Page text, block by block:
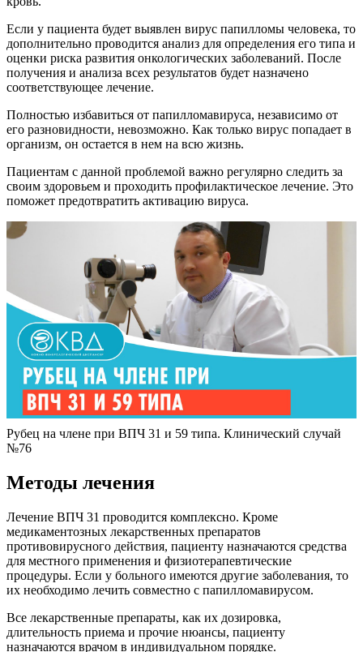
Если у пациента будет выявлен вирус папилломы человека, то
дополнительно проводится анализ для определения его типа и
оценки риска развития онкологических заболеваний. После
получения и анализа всех результатов будет назначено
соответствующее лечение.
Полностью избавиться от папилломавируса, независимо от
его разновидности, невозможно. Как только вирус попадает в
организм, он остается в нем на всю жизнь.
Пациентам с данной проблемой важно регулярно следить за
своим здоровьем и проходить профилактическое лечение. Это
поможет предотвратить активацию вируса.
Рубец на члене при ВПЧ 31 и 59 типа. Клинический случай
№76
Методы лечения
Лечение ВПЧ 31 проводится комплексно. Кроме
медикаментозных лекарственных препаратов
противовирусного действия, пациенту назначаются средства
для местного применения и физиотерапевтические
процедуры. Если у больного имеются другие заболевания, то
их необходимо лечить совместно с папилломавирусом.
Все лекарственные препараты, как их дозировка,
длительность приема и прочие нюансы, пациенту
назначаются врачом в индивидуальном порядке.